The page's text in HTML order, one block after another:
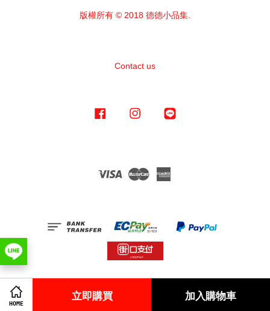
HOME
立即購買 加入購物車
版權所有 © 2018 德德小品集.
Contact us
Facebook Instagram
Visa Master